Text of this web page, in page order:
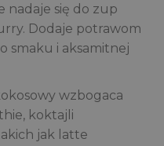
nadaje się do zup
Dodaje potrawom
smaku i aksamitnej
wzbogaca
koktajli
jak latte